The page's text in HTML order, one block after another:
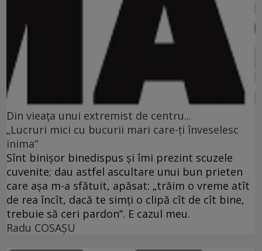
Din vieaţa unui extremist de centru...
„Lucruri mici cu bucurii mari care-ţi înveselesc
inima“
Sînt binişor binedispus şi îmi prezint scuzele
cuvenite; dau astfel ascultare unui bun prieten
care aşa m-a sfătuit, apăsat: „trăim o vreme atît
de rea încît, dacă te simţi o clipă cît de cît bine,
trebuie să ceri pardon“. E cazul meu.
Radu COSAŞU